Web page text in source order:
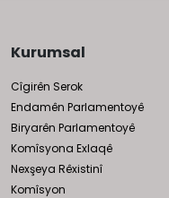
Kurumsal
Cîgirên Serok
Endamên Parlamentoyê
Biryarên Parlamentoyê
Komîsyona Exlaqê
Nexşeya Rêxistinî
Komîsyon